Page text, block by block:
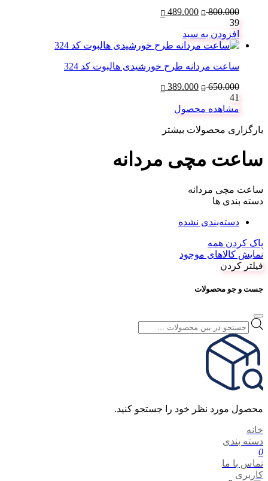
800.000
قیمت
بود.
489.000
39
افزودن به سبد
ساعت مردانه طرح خورشیدی هالبوت کد 324
650.000
قیمت
389.000
41
مشاهده محصول
بارگزاری محصولات بیشتر
ساعت مچی مردانه
ساعت مچی مردانه
دسته بندی ها
دسته‌بندی نشده
پاک کردن همه
نمایش کالاهای موجود
فیلتر کردن
جست و جو محصولات
Products
search
محصول مورد نظر خود را جستجو کنید.
خانه
دسته بندی
0
تماس با ما
کاربری